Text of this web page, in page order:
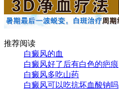
推荐阅读
白癜风的血
白癜风好了后有白色的疤痕
白癜风多吃山药
白癜风可以吃抗坏血酸钠吗